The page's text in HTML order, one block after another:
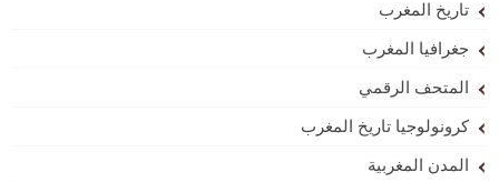
تاريخ المغرب
جغرافيا المغرب
المتحف الرقمي
كرونولوجيا تاريخ المغرب
المدن المغربية